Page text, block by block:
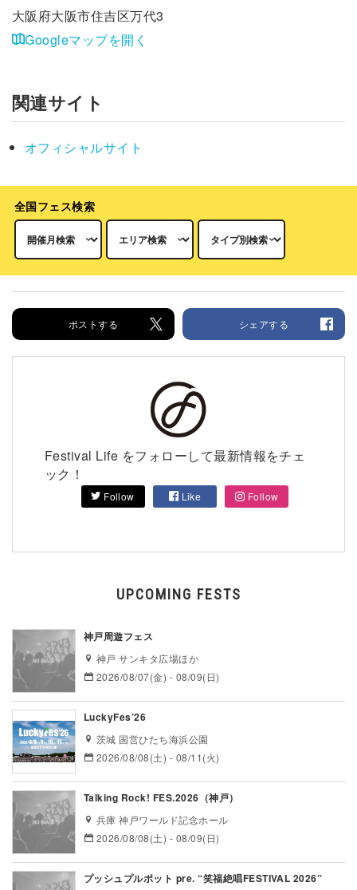
大阪府大阪市住吉区万代3
Googleマップを開く
関連サイト
オフィシャルサイト
全国フェス検索
ポストする シェアする
Festival Life をフォローして最新情報をチェ
ック！
Follow Like Follow
UPCOMING FESTS
神戸周遊フェス
神戸 サンキタ広場ほか
2026/08/07(金) - 08/09(日)
LuckyFes’26
茨城 国営ひたち海浜公園
2026/08/08(土) - 08/11(火)
Talking Rock! FES.2026（神戸）
兵庫 神戸ワールド記念ホール
2026/08/08(土) - 08/09(日)
プッシュプルポット pre. “笑福絶唱FESTIVAL 2026”